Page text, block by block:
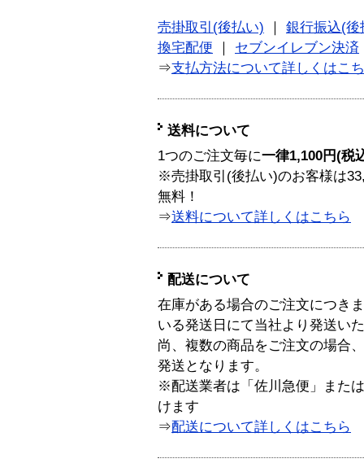
売掛取引(後払い)
銀行振込(後
換宅配便
セブンイレブン決済
⇒支払方法について詳しくはこ
送料について
1つのご注文毎に一律1,100円(税
※売掛取引(後払い)のお客様は
無料！
⇒送料について詳しくはこちら
配送について
在庫がある場合のご注文につき
いる発送日にて当社より発送い
尚、複数の商品をご注文の場合
発送となります。
※配送業者は「佐川急便」また
けます
⇒配送について詳しくはこちら